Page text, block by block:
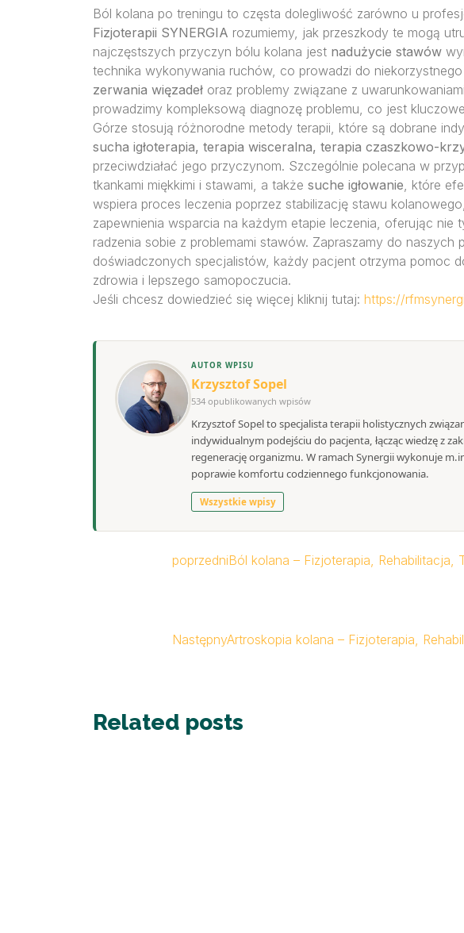
Ból kolana po treningu to częsta dolegliwość zarówno u
Fizjoterapii SYNERGIA rozumiemy, jak przeszkody te mogą
najczęstszych przyczyn bólu kolana jest nadużycie stawów
technika wykonywania ruchów, co prowadzi do
zerwania więzadeł oraz problemy związane z
prowadzimy kompleksową diagnozę problemu, co jest
Górze stosują różnorodne metody terapii, które są dobrane
sucha igłoterapia, terapia wisceralna, terapia czaszkowo-
przeciwdziałać jego przyczynom. Szczególnie polecana w
tkankami miękkimi i stawami, a także suche igłowanie , które
wspiera proces leczenia poprzez stabilizację stawu
zapewnienia wsparcia na każdym etapie leczenia, oferując
radzenia sobie z problemami stawów. Zapraszamy do
doświadczonych specjalistów, każdy pacjent otrzyma pomoc
zdrowia i lepszego samopoczucia.
Jeśli chcesz dowiedzieć się więcej kliknij tutaj: https://
AUTOR WPISU
Krzysztof Sopel
534 opublikowanych wpisów
Krzysztof Sopel to specjalista terapii holistycznych
indywidualnym podejściu do pacjenta, łącząc wiedzę z
regenerację organizmu. W ramach Synergii wykonuje
poprawie komfortu codziennego funkcjonowania.
Wszystkie wpisy
poprzedniBól kolana – Fizjoterapia, Rehabilitacja,
NastępnyArtroskopia kolana – Fizjoterapia,
Related posts